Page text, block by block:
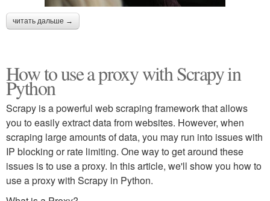
читать дальше →
How to use a proxy with Scrapy in
Python
Scrapy is a powerful web scraping framework that allows
you to easily extract data from websites. However, when
scraping large amounts of data, you may run into issues with
IP blocking or rate limiting. One way to get around these
issues is to use a proxy. In this article, we'll show you how to
use a proxy with Scrapy in Python.